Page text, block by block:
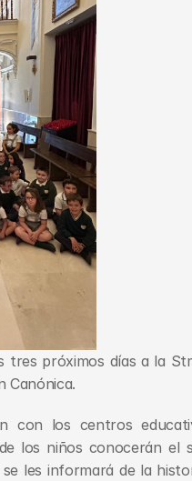
próximos días a la
Canónica.
con los centros
los niños conocerán el
les informará de la